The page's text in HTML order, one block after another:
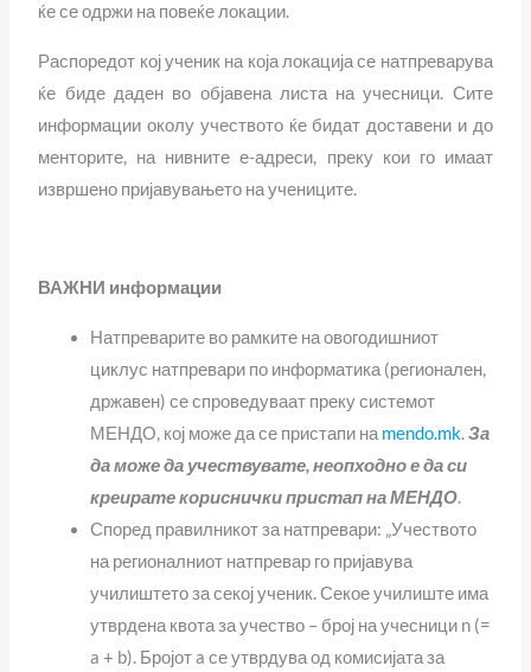
ќе се одржи на повеќе локации.
Распоредот кој ученик на која локација се натпреварува
ќе биде даден во објавена листа на учесници. Сите
информации околу учеството ќе бидат доставени и до
менторите, на нивните е-адреси, преку кои го имаат
извршено пријавувањето на учениците.
ВАЖНИ информации
Натпреварите во рамките на овогодишниот
циклус натпревари по информатика (регионален,
државен) се спроведуваат преку системот
МЕНДО, кој може да се пристапи на mendo.mk.За
да може да учествувате, неопходно е да си
креирате кориснички пристап на МЕНДО.
Според правилникот за натпревари: „Учеството
на регионалниот натпревар го пријавува
училиштето за секој ученик. Секое училиште има
утврдена квота за учество – број на учесници n (=
a + b). Бројот a се утврдува од комисијата за